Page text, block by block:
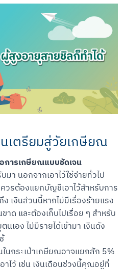
เตรียมสู่วัยเกษียณ
การเกษียณแบบชัดเจน
า นอกจากเอาไว้ใช้จ่ายทั่วไป
วรต้องแยกบัญชีเอาไว้สำหรับการ
เงินส่วนนี้หากไม่มีเรื่องร้ายแรง
าด และต้องเก็บไปเรื่อย ๆ สำหรับ
เอง ไม่มีรายได้เข้ามา เงินดัง
นกระเป๋าเกษียณอาจแยกสัก 5%
าไว้ เช่น เงินเดือนช่วงนี้คุณอยู่ที่